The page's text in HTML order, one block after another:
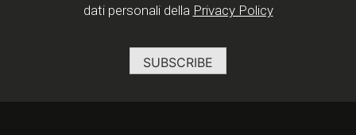
dati personali della Privacy Policy